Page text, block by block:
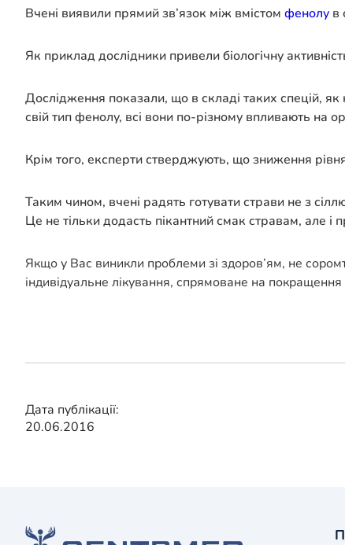
Вчені виявили прямий зв’язок між вмістом фенолу в
Як приклад дослідники привели біологічну
Дослідження показали, що в складі таких спецій, як
свій тип фенолу, всі вони по-різному впливають на
Крім того, експерти стверджують, що зниження
Таким чином, вчені радять готувати страви не з
Це не тільки додасть пікантний смак стравам, але
Якщо у Вас виникли проблеми зі здоров’ям, не
індивідуальне лікування, спрямоване на
Дата публікації:
20.06.2016